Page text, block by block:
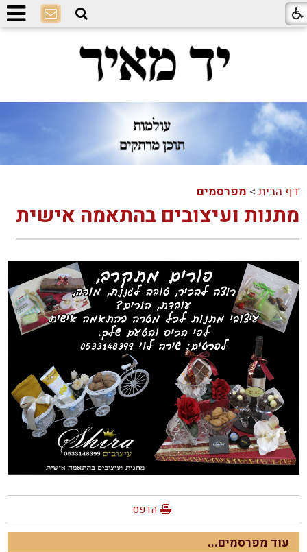
דף הבית > מפרסמים
מתנות ועיצובים בהתאמה אישית
הדפס
עוד מפרסמים...